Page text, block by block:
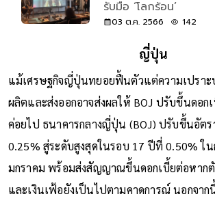
รับมือ ‘โลกร้อน’
03 ต.ค. 2566 142
ญี่ปุ่น
แม้เศรษฐกิจญี่ปุ่นทยอยฟื้นตัวแต่ความเปราะ
ผลิตและส่งออกอาจส่งผลให้ BOJ ปรับขึ้นดอ
ค่อยไป ธนาคารกลางญี่ปุ่น (BOJ) ปรับขึ้นอัตร
0.25% สู่ระดับสูงสุดในรอบ 17 ปีที่ 0.50% ใ
มกราคม พร้อมส่งสัญญาณขึ้นดอกเบี้ยต่อหากตั
และเงินเฟ้อยังเป็นไปตามคาดการณ์ นอกจาก